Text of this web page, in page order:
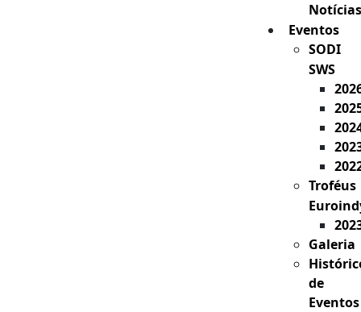
Notícias
Eventos
SODI
SWS
Troféus
Galeria
de
Eventos